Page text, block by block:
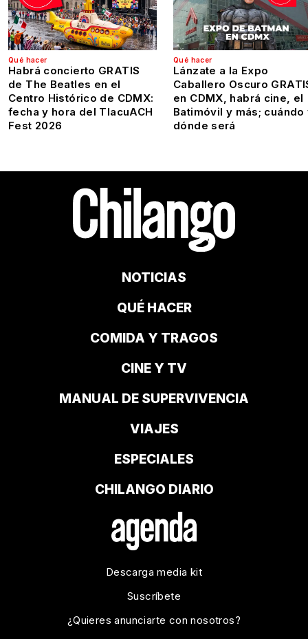
Qué hacer
Habrá concierto GRATIS
de The Beatles en el
Centro Histórico de CDMX:
fecha y hora del TlacuACH
Fest 2026
Qué hacer
Lánzate a la Expo
Caballero Oscuro
en CDMX, habrá cine, el
Batimóvil y más; cuándo
dónde será
NOTICIAS
QUÉ HACER
COMIDA Y TRAGOS
CINE Y TV
MANUAL DE SUPERVIVENCIA
VIAJES
ESPECIALES
CHILANGO DIARIO
Descarga media kit
Suscríbete
¿Quieres anunciarte con nosotros?